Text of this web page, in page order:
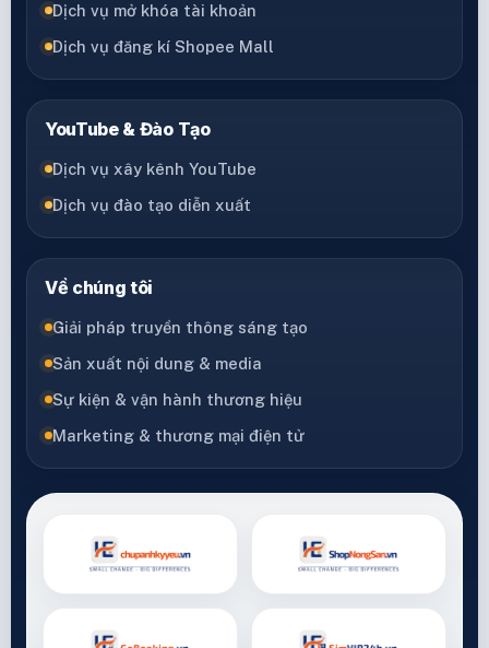
Dịch vụ mở khóa tài khoản
Dịch vụ đăng kí Shopee Mall
YouTube & Đào Tạo
Dịch vụ xây kênh YouTube
Dịch vụ đào tạo diễn xuất
Về chúng tôi
Giải pháp truyền thông sáng tạo
Sản xuất nội dung & media
Sự kiện & vận hành thương hiệu
Marketing & thương mại điện tử